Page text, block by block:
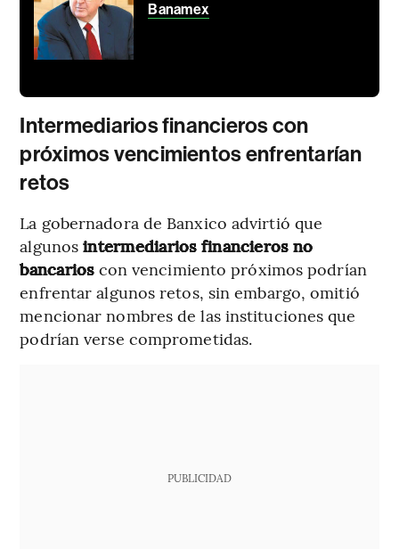
Banamex
Intermediarios financieros con
próximos vencimientos enfrentarían
retos
La gobernadora de Banxico advirtió que
algunosintermediarios financieros no
bancarioscon vencimiento próximos podrían
enfrentar algunos retos, sin embargo, omitió
mencionar nombres de las instituciones que
podrían verse comprometidas.
PUBLICIDAD